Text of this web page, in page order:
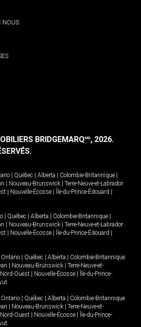
NOUS
BRIDGEMARQMD, 2026.
Québec Alberta Colombie-Britannique
Nouveau-Brunswick
Terre-Neuve-et-Labrador
Nouvelle-Écosse Île-du-Prince-Édouard
Québec Alberta Colombie-Britannique
Nouveau-Brunswick
Terre-Neuve-et-Labrador
Nouvelle-Écosse Île-du-Prince-Édouard
Ontario Québec Alberta
Colombie-Britannique
Nouveau-Brunswick
Terre-Neuve-et-
Ouest Nouvelle-Écosse
Île-du-Prince-
Ontario Québec Alberta
Colombie-Britannique
Nouveau-Brunswick
Terre-Neuve-et-
Ouest Nouvelle-Écosse
Île-du-Prince-